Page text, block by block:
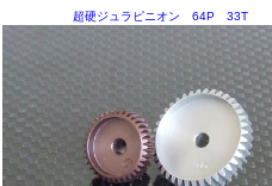
超硬ジュラピニオン 64P 33T